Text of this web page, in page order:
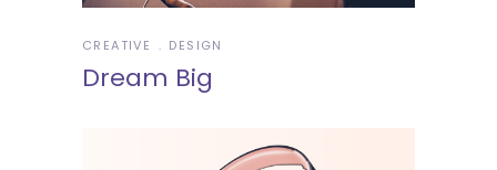
CREATIVE DESIGN
Dream Big